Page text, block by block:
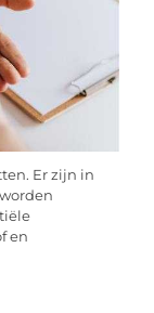
Er zijn in
en